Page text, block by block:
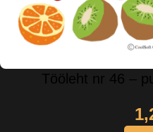
Tööleht nr 46 –